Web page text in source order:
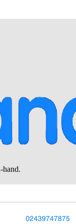
02439747875